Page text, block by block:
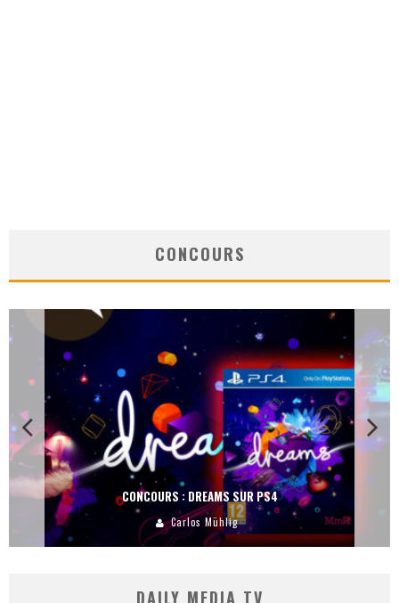
CONCOURS
CONCOURS : DREAMS SUR PS4
Carlos Mühlig
DAILY MEDIA TV